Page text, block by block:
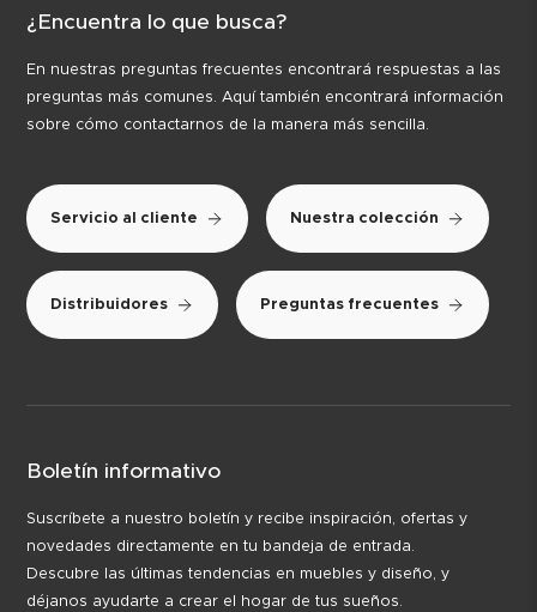
¿Encuentra lo que busca?
En nuestras preguntas frecuentes encontrará respuestas a las
preguntas más comunes. Aquí también encontrará información
sobre cómo contactarnos de la manera más sencilla.
Servicio al cliente Nuestra colección
Distribuidores Preguntas frecuentes
Boletín informativo
Suscríbete a nuestro boletín y recibe inspiración, ofertas y
novedades directamente en tu bandeja de entrada.
Descubre las últimas tendencias en muebles y diseño, y
déjanos ayudarte a crear el hogar de tus sueños.